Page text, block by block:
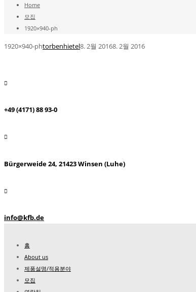
Home
모집
1920×940-ph
1920×940-phtorbenhietel8. 2월 20168. 2월 2016
+49 (4171) 88 93-0
Bürgerweide 24, 21423 Winsen (Luhe)
info@kfb.de
홈
About us
제품설명/적용분야
모집